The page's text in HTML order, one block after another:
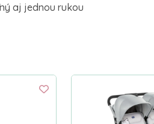
aj jednou rukou